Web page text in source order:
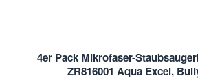
4er Pack Mikrofaser-
ZR816001 Aqua Excel,